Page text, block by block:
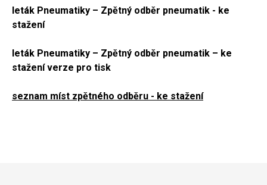
leták Pneumatiky – Zpětný odběr pneumatik - ke
stažení
leták Pneumatiky – Zpětný odběr pneumatik – ke
stažení verze pro tisk
seznam míst zpětného odběru - ke stažení